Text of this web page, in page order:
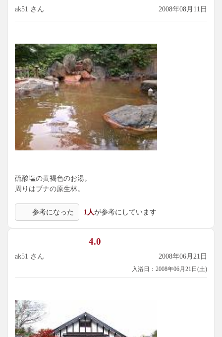
ak51 さん 2008年08月11日
硫酸塩の黄褐色のお湯。
周りはブナの原生林。
参考になった 1人が参考にしています
4.0
ak51 さん 2008年06月21日
入浴日：2008年06月21日(土)